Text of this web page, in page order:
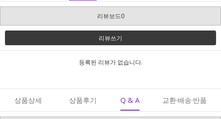
리뷰보드0
리뷰쓰기
등록된 리뷰가 없습니다.
상품상세 상품후기 Q & A 교환·배송·반품